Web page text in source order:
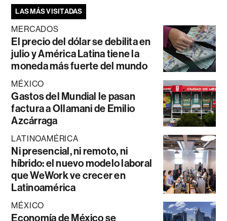
LAS MÁS VISITADAS
MERCADOS
El precio del dólar se debilita en
julio y América Latina tiene la
moneda más fuerte del mundo
MÉXICO
Gastos del Mundial le pasan
factura a Ollamani de Emilio
Azcárraga
LATINOAMÉRICA
Ni presencial, ni remoto, ni
híbrido: el nuevo modelo laboral
que WeWork ve crecer en
Latinoamérica
MÉXICO
Economía de México se